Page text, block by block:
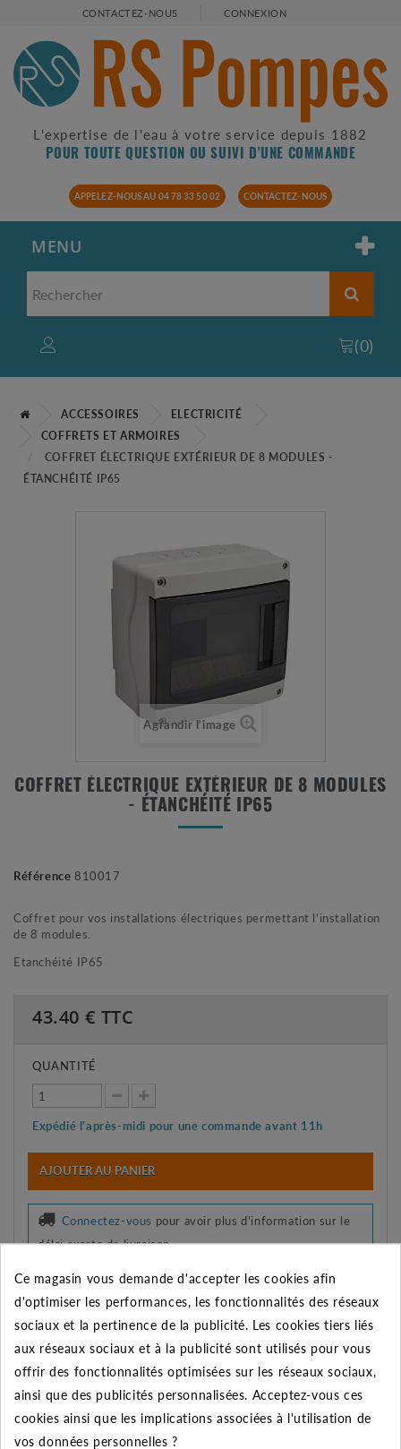
CONTACTEZ-NOUS CONNEXION
L'expertise de l'eau à votre service depuis 1882
POUR TOUTE QUESTION OU SUIVI D'UNE COMMANDE
APPELEZ-NOUS AU 04 78 33 50 02 CONTACTEZ-NOUS
MENU
(0)
ACCESSOIRES
ELECTRICITÉ
COFFRETS ET ARMOIRES
COFFRET ÉLECTRIQUE EXTÉRIEUR DE 8 MODULES -
ÉTANCHÉITÉ IP65
Agrandir l'image
COFFRET ÉLECTRIQUE EXTÉRIEUR DE 8 MODULES
- ÉTANCHÉITÉ IP65
Référence 810017
Coffret pour vos installations électriques permettant l'installation
de 8 modules.
Etanchéité IP65
43.40 € TTC
QUANTITÉ
Expédié l'après-midi pour une commande avant 11h
AJOUTER AU PANIER
Connectez-vous pour avoir plus d'information sur le
délai exacte de livraison
AJOUTER À MES PRÉFÉRENCES
AJOUTER AU COMPARATEUR
Imprimer
REMISE SUR LA QUANTITÉ
Appliquée dans le panier
Ce magasin vous demande d'accepter les cookies afin
d'optimiser les performances, les fonctionnalités des réseaux
sociaux et la pertinence de la publicité. Les cookies tiers liés
aux réseaux sociaux et à la publicité sont utilisés pour vous
offrir des fonctionnalités optimisées sur les réseaux sociaux,
ainsi que des publicités personnalisées. Acceptez-vous ces
cookies ainsi que les implications associées à l'utilisation de
vos données personnelles ?